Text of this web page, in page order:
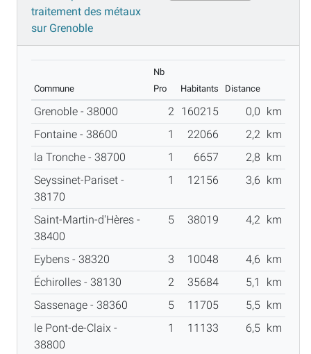
traitement des métaux
sur Grenoble
Commune
Nb
Pro
Habitants Distance
Grenoble - 38000 2 160215 0,0 km
Fontaine - 38600
1 22066 2,2 km
la Tronche - 38700
1 6657 2,8 km
Seyssinet-Pariset -
38170
1 12156 3,6 km
Saint-Martin-d'Hères -
38400
5 38019 4,2 km
Eybens - 38320 3 10048 4,6 km
Échirolles - 38130
2 35684 5,1
km
Sassenage - 38360
5 11705 5,5 km
le Pont-de-Claix -
38800
1 11133 6,5 km